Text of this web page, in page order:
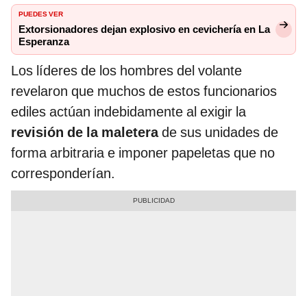
PUEDES VER
Extorsionadores dejan explosivo en cevichería en La
Esperanza
Los líderes de los hombres del volante
revelaron que muchos de estos funcionarios
ediles actúan indebidamente al exigir la
revisión de la maleterade sus unidades de
forma arbitraria e imponer papeletas que no
corresponderían.